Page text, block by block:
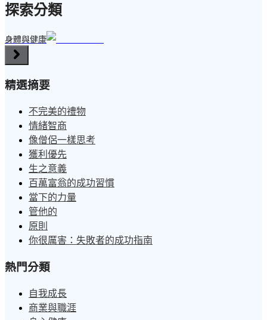
探索分類
身體與健康
精選摘要
不完美的禮物
情緒智商
像僧侶一樣思考
獲利優先
生之意義
百萬富翁的成功習慣
當下的力量
管他的
原則
你很厲害：失敗者的成功指南
熱門分類
自我成長
商業與職涯